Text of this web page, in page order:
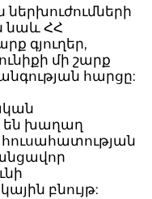
նաև ՀՀ
գյուղեր,
մի շարք
հարցը:
են խաղաղ
հուսահատության
բնույթ: